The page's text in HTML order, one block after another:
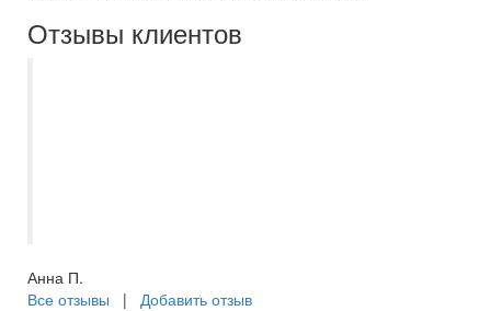
Отзывы клиентов
Анна П.
Все отзывы | Добавить отзыв